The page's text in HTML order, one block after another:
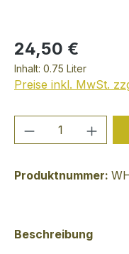
24,50 €
Inhalt: 0.75 Liter
Preise inkl. MwSt.
Produkt
Produktnummer:
Beschreibung